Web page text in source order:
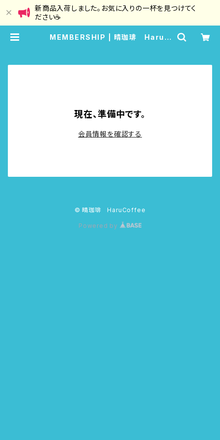
新商品入荷しました。お気に入りの一杯を見つけてく
ださい☕
MEMBERSHIP | 晴珈琲 HaruC
現在、準備中です。
会員情報を確認する
© 晴珈琲 HaruCoffee
Powered by